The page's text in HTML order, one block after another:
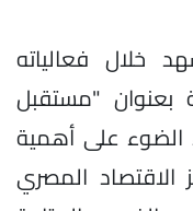
خلال فعالياته
بعنوان "مستقبل
الضوء على أهمية
المصري